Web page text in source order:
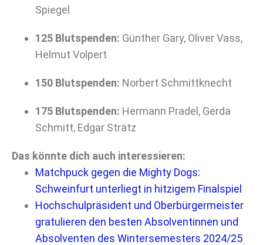
Spiegel
125 Blutspenden: Günther Gary, Oliver Vass,
Helmut Volpert
150 Blutspenden: Norbert Schmittknecht
175 Blutspenden: Hermann Pradel, Gerda
Schmitt, Edgar Strätz
Das könnte dich auch interessieren:
Matchpuck gegen die Mighty Dogs:
Schweinfurt unterliegt in hitzigem Finalspiel
Hochschulpräsident und Oberbürgermeister
gratulieren den besten Absolventinnen und
Absolventen des Wintersemesters 2024/25